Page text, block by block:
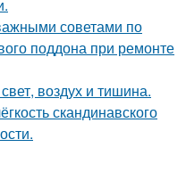
советами по
поддона при ремонте
воздух и тишина.
скандинавского